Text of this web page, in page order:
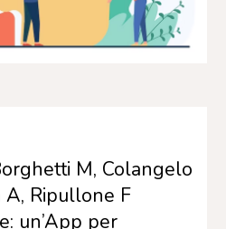
M, Colangelo
A, Ripullone F
un’App per